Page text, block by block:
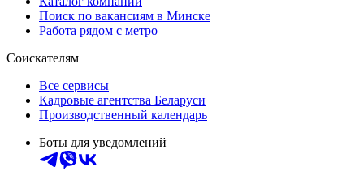
Поиск по вакансиям в Минске
Работа рядом с метро
Соискателям
Все сервисы
Кадровые агентства Беларуси
Производственный календарь
Боты для уведомлений